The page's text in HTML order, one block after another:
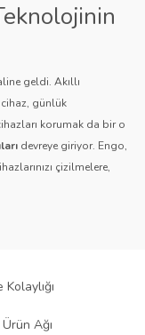
geldi. Akıllı
günlük
korumak da bir o
devreye giriyor. Engo,
çizilmelere,
ve teknolojiye
dostu tasarımı
Kolaylığı
Ağı